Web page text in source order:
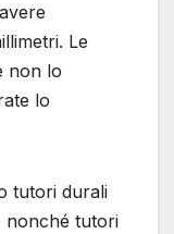
Le
non lo
lo
tutori durali
nonché tutori